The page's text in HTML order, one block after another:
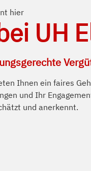
hier
UH
Ihnen ein faires
und Ihr
und anerkennt.